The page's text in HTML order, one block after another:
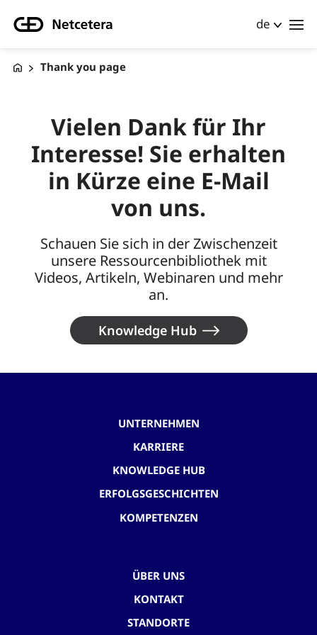
de
Thank you page
Vielen Dank für Ihr
Interesse! Sie erhalten
in Kürze eine E-Mail
von uns.
Schauen Sie sich in der Zwischenzeit
unsere Ressourcenbibliothek mit
Videos, Artikeln, Webinaren und mehr
an.
Knowledge Hub
UNTERNEHMEN
KARRIERE
KNOWLEDGE HUB
ERFOLGSGESCHICHTEN
KOMPETENZEN
ÜBER UNS
KONTAKT
STANDORTE